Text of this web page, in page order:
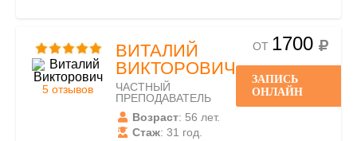
5 отзывов
ВИТАЛИЙ
ВИКТОРОВИЧ
ЧАСТНЫЙ
ПРЕПОДАВАТЕЛЬ
Возраст: 56 лет.
Стаж: 31 год.
ОТ 1700
ЗАПИСЬ
ОНЛАЙН